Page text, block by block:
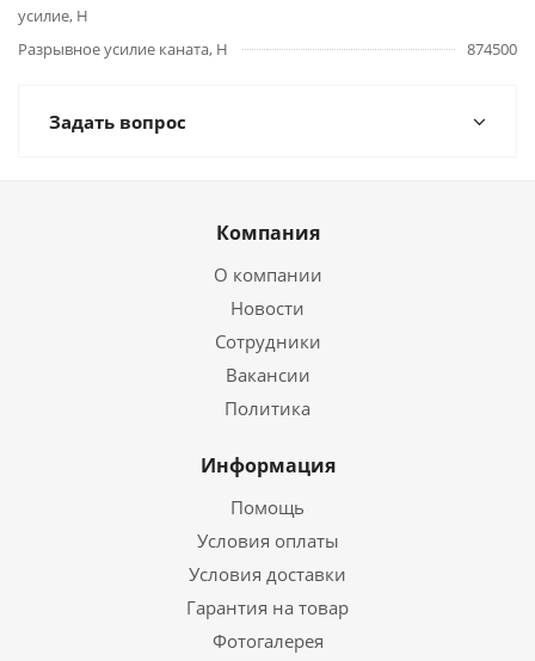
усилие, Н
Разрывное усилие каната, Н 874500
Задать вопрос
Компания
О компании
Новости
Сотрудники
Вакансии
Политика
Информация
Помощь
Условия оплаты
Условия доставки
Гарантия на товар
Фотогалерея